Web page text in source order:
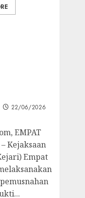
22/06/2026
EMPAT
Kejaksaan
Empat